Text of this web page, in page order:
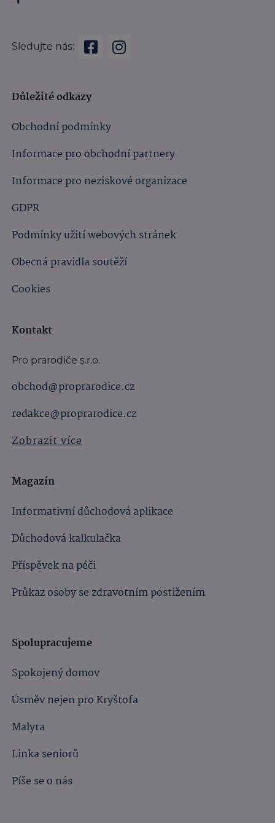
Sledujte nás:
Důležité odkazy
Obchodní podmínky
Informace pro obchodní partnery
Informace pro neziskové organizace
GDPR
Podmínky užití webových stránek
Obecná pravidla soutěží
Cookies
Kontakt
Pro prarodiče s.r.o.
obchod@proprarodice.cz
redakce@proprarodice.cz
Zobrazit více
Magazín
Informativní důchodová aplikace
Důchodová kalkulačka
Příspěvek na péči
Průkaz osoby se zdravotním postižením
Spolupracujeme
Spokojený domov
Úsměv nejen pro Kryštofa
Malyra
Linka seniorů
Píše se o nás